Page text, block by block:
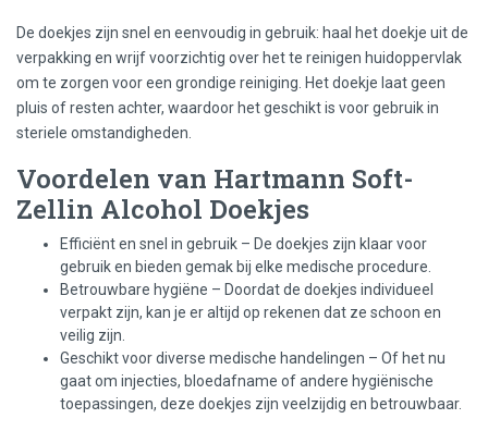
De doekjes zijn snel en eenvoudig in gebruik: haal het doekje uit de
verpakking en wrijf voorzichtig over het te reinigen huidoppervlak
om te zorgen voor een grondige reiniging. Het doekje laat geen
pluis of resten achter, waardoor het geschikt is voor gebruik in
steriele omstandigheden.
Voordelen van Hartmann Soft-
Zellin Alcohol Doekjes
Efficiënt en snel in gebruik – De doekjes zijn klaar voor
gebruik en bieden gemak bij elke medische procedure.
Betrouwbare hygiëne – Doordat de doekjes individueel
verpakt zijn, kan je er altijd op rekenen dat ze schoon en
veilig zijn.
Geschikt voor diverse medische handelingen – Of het nu
gaat om injecties, bloedafname of andere hygiënische
toepassingen, deze doekjes zijn veelzijdig en betrouwbaar.